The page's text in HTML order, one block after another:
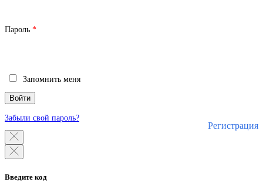
Пароль *Обязательно
Запомнить меня
Войти
Забыли свой пароль?
Регистрация
Введите код